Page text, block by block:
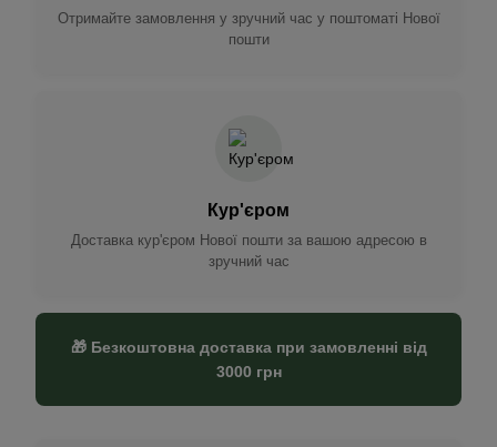
Отримайте замовлення у зручний час у поштоматі Нової
пошти
Кур'єром
Доставка кур'єром Нової пошти за вашою адресою в
зручний час
🎁 Безкоштовна доставка при замовленні від
3000 грн